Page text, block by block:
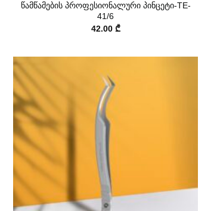
წამწამების პროფესიონალური პინცეტი-TE-
41/6
42.00 ₾